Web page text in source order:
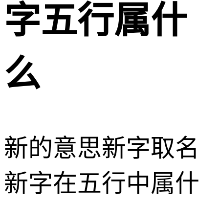
字五行属什
么
新的意思新字取名
新字在五行中属什